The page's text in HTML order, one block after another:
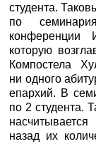
студента.
по
конференции
которую
Компостела
ни одного
епархий. В
по 2 студента.
назад их